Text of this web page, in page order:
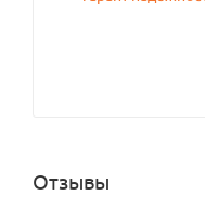
Отзывы